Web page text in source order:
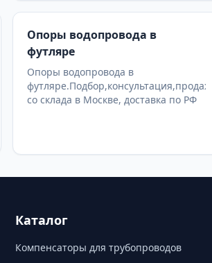
Опоры водопровода в
футляре
Опоры водопровода в
футляре.Подбор,консультация,продажа
со склада в Москве, доставка по РФ
Каталог
Компенсаторы для трубопроводов